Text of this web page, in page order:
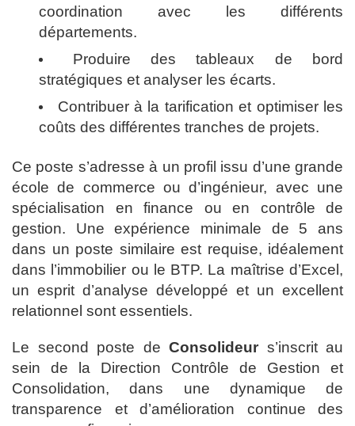
coordination avec les différents
départements.
Produire des tableaux de bord
stratégiques et analyser les écarts.
Contribuer à la tarification et optimiser les
coûts des différentes tranches de projets.
Ce poste s’adresse à un profil issu d’une grande
école de commerce ou d’ingénieur, avec une
spécialisation en finance ou en contrôle de
gestion. Une expérience minimale de 5 ans
dans un poste similaire est requise, idéalement
dans l’immobilier ou le BTP. La maîtrise d’Excel,
un esprit d’analyse développé et un excellent
relationnel sont essentiels.
Le second poste de Consolideur s’inscrit au
sein de la Direction Contrôle de Gestion et
Consolidation, dans une dynamique de
transparence et d’amélioration continue des